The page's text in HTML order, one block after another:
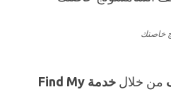
خاصتك
من خلال
خدمة Find My